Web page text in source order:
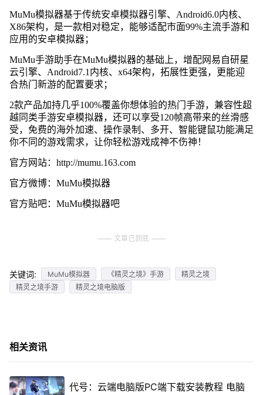
MuMu模拟器基于传统安卓模拟器引擎、Android6.0内核、
X86架构，是一款相对稳定，能够适配市面99%主流手游和
应用的安卓模拟器；
MuMu手游助手在MuMu模拟器的基础上，增配网易自研星
云引擎、Android7.1内核、x64架构，拓展性更强，更能迎
合热门新游的配置要求；
2款产品加持几乎100%覆盖你想体验的热门手游，兼容性超
越同类手游安卓模拟器，还可以享受120帧高带来的丝滑感
受，免费的海外加速、操作录制、多开、智能键鼠功能满足
你不同的游戏需求，让你轻松游戏成神不伤神！
官方网站：http://mumu.163.com
官方微博：MuMu模拟器
官方贴吧：MuMu模拟器吧
文章已到底
关键词: MuMu模拟器 《精灵之境》手游
精灵之境
精灵之境手游
精灵之境电脑版
相关资讯
代号：云端电脑版PC端下载安装教程 电脑